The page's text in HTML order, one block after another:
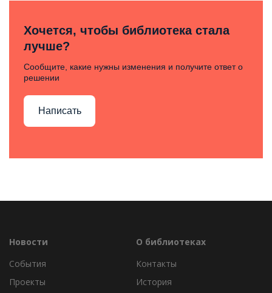
Хочется, чтобы библиотека стала
лучше?
Сообщите, какие нужны изменения и получите ответ о
решении
Написать
Новости
События
Проекты
О библиотеках
Контакты
История